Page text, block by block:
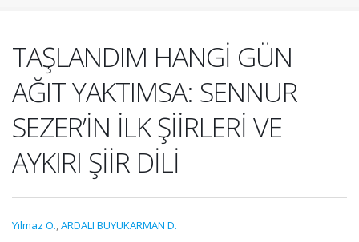
TAŞLANDIM HANGİ GÜN
AĞIT YAKTIMSA: SENNUR
SEZER’İN İLK ŞİİRLERİ VE
AYKIRI ŞİİR DİLİ
Yılmaz O.,ARDALI BÜYÜKARMAN D.